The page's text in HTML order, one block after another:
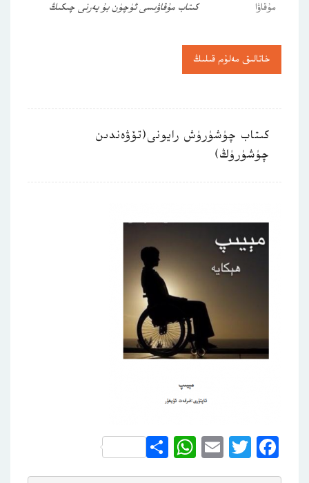
مۇقاۋا
كىتاب مۇقاۋىسى ئۈچۈن بۇ يەرنى چىكىڭ
خاتالىق مەلۇم قىلىڭ
كىتاب چۈشۈرۈش رايونى(تۆۋەندىن
چۈشۈرۈڭ)
Facebook
Twitter
Email
WhatsApp
Share